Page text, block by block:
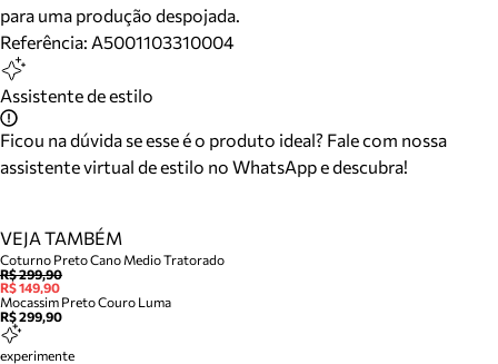
para uma produção despojada.
Referência: A5001103310004
Assistente de estilo
Ficou na dúvida se esse é o produto ideal? Fale com nossa
assistente virtual de estilo no WhatsApp e descubra!
VEJA TAMBÉM
Coturno Preto Cano Medio Tratorado
R$ 299,90
R$ 149,90
Mocassim Preto Couro Luma
R$ 299,90
experimente